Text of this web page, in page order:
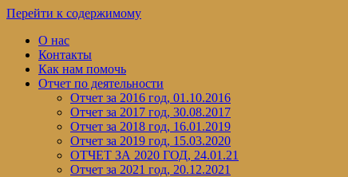
Перейти к содержимому
О нас
Контакты
Как нам помочь
Отчет по деятельности
Отчет за 2016 год, 01.10.2016
Отчет за 2017 год, 30.08.2017
Отчет за 2018 год, 16.01.2019
Отчет за 2019 год, 15.03.2020
ОТЧЕТ ЗА 2020 ГОД, 24.01.21
Отчет за 2021 год, 20.12.2021